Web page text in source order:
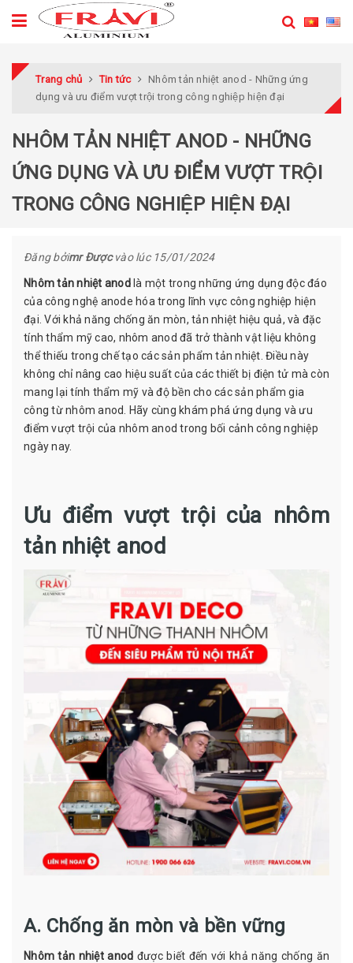
Trang chủ Tin tức
Nhôm tản nhiệt anod - Những ứng
dụng và ưu điểm vượt trội trong công nghiệp hiện đại
NHÔM TẢN NHIỆT ANOD - NHỮNG
ỨNG DỤNG VÀ ƯU ĐIỂM VƯỢT TRỘI
TRONG CÔNG NGHIỆP HIỆN ĐẠI
Đăng bởimr Được vào lúc15/01/2024
Nhôm tản nhiệt anodlà một trong những ứng dụng độc đáo
của công nghệ anode hóa trong lĩnh vực công nghiệp hiện
đại. Với khả năng chống ăn mòn, tản nhiệt hiệu quả, và đặc
tính thẩm mỹ cao, nhôm anod đã trở thành vật liệu không
thể thiếu trong chế tạo các sản phẩm tản nhiệt. Điều này
không chỉ nâng cao hiệu suất của các thiết bị điện tử mà còn
mang lại tính thẩm mỹ và độ bền cho các sản phẩm gia
công từ nhôm anod. Hãy cùng khám phá ứng dụng và ưu
điểm vượt trội của nhôm anod trong bối cảnh công nghiệp
ngày nay.
Ưu điểm vượt trội của nhôm
tản nhiệt anod
A. Chống ăn mòn và bền vững
Nhôm tản nhiệtanod được biết đến với khả năng chống ăn